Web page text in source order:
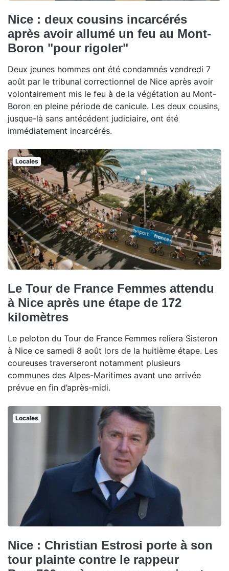
Nice : deux cousins incarcérés
après avoir allumé un feu au Mont-
Boron "pour rigoler"
Deux jeunes hommes ont été condamnés vendredi 7
août par le tribunal correctionnel de Nice après avoir
volontairement mis le feu à de la végétation au Mont-
Boron en pleine période de canicule. Les deux cousins,
jusque-là sans antécédent judiciaire, ont été
immédiatement incarcérés.
Locales
Le Tour de France Femmes attendu
à Nice après une étape de 172
kilomètres
Le peloton du Tour de France Femmes reliera Sisteron
à Nice ce samedi 8 août lors de la huitième étape. Les
coureuses traverseront notamment plusieurs
communes des Alpes-Maritimes avant une arrivée
prévue en fin d’après-midi.
Locales
Nice : Christian Estrosi porte à son
tour plainte contre le rappeur